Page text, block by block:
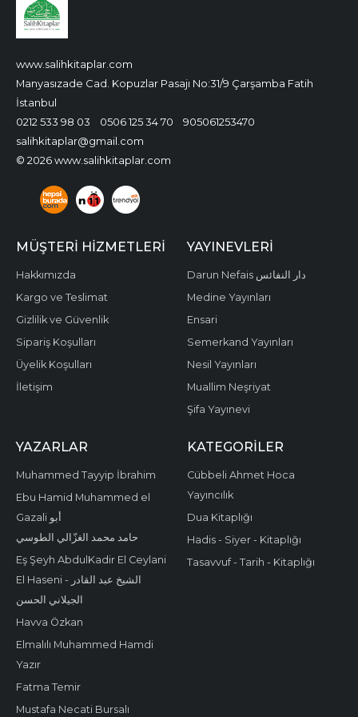
www.salihkitaplar.com
Manyasızade Cad. Kopuzlar Pasajı No:31/9 Çarşamba Fatih
İstanbul
0212 533 98 03
0506 125 34 70
905061253470
salihkitaplar@gmail.com
© 2026 www.salihkitaplar.com
MÜŞTERI HIZMETLERI
Hakkımızda
Kargo ve Teslimat
Gizlilik ve Güvenlik
Sipariş Koşulları
Üyelik Koşulları
İletişim
YAYINEVLERI
Darun Nefais دار النفائس
Medine Yayınları
Ensari
Semerkand Yayınları
Nesil Yayınları
Muallim Neşriyat
Şifa Yayınevi
YAZARLAR
Muhammed Tayyip İbrahim
Ebu Hamid Muhammed el
Gazali أبو
حامد محمد الغزّالي الطوسي
Eş Şeyh AbdulKadir El Ceylani
El Haseni - الشيخ عبد القادر
الجيلاني الحسن
Havva Özkan
Elmalılı Muhammed Hamdi
Yazır
Fatma Temir
Mustafa Necati Bursalı
KATEGORILER
Cübbeli Ahmet Hoca
Yayıncılık
Dua Kitaplığı
Hadis - Siyer - Kitaplığı
Tasavvuf - Tarih - Kitaplığı